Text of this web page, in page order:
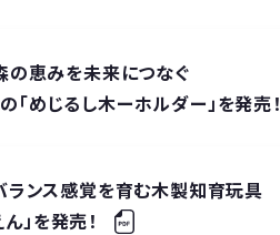
の恵みを未来につなぐ
「めじるし木ーホルダー」を発売！
ンス感覚を育む木製知育玩具
」を発売！